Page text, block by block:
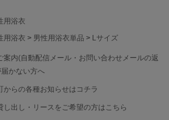
用浴衣
用浴衣 男性用浴衣単品 Lサイズ
内(自動配信メール・お問い合わせメールの返
かない方へ
らの各種お知らせはコチラ
出し・リースをご希望の方はこちら